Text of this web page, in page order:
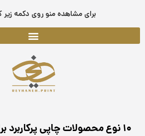
برای مشاهده منو روی دکمه زیر
۱۰ نوع محصولات چاپی پرکاربرد برای تبلیغات موثر